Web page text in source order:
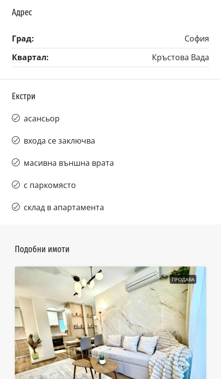
Адрес
Град:
София
Квартал:
Кръстова Вада
Екстри
асансьор
входа се заключва
масивна външна врата
с паркомясто
склад в апартамента
Подобни имоти
ПРОДАВА